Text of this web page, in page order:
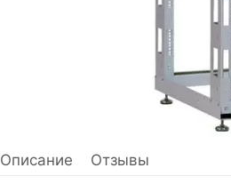
Описание Отзывы